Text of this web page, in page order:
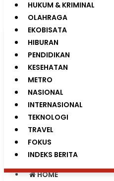
NETWORK
HOME
HUKUM & KRIMINAL
OLAHRAGA
EKOBISATA
HIBURAN
PENDIDIKAN
KESEHATAN
METRO
NASIONAL
INTERNASIONAL
TEKNOLOGI
TRAVEL
FOKUS
INDEKS BERITA